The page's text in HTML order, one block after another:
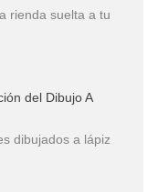
rienda suelta a tu
del Dibujo A
dibujados a lápiz